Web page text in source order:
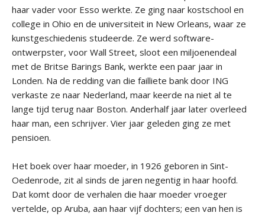
haar vader voor Esso werkte. Ze ging naar kostschool en
college in Ohio en de universiteit in New Orleans, waar ze
kunstgeschiedenis studeerde. Ze werd software-
ontwerpster, voor Wall Street, sloot een miljoenendeal
met de Britse Barings Bank, werkte een paar jaar in
Londen. Na de redding van die failliete bank door ING
verkaste ze naar Nederland, maar keerde na niet al te
lange tijd terug naar Boston. Anderhalf jaar later overleed
haar man, een schrijver. Vier jaar geleden ging ze met
pensioen.
Het boek over haar moeder, in 1926 geboren in Sint-
Oedenrode, zit al sinds de jaren negentig in haar hoofd.
Dat komt door de verhalen die haar moeder vroeger
vertelde, op Aruba, aan haar vijf dochters; een van hen is